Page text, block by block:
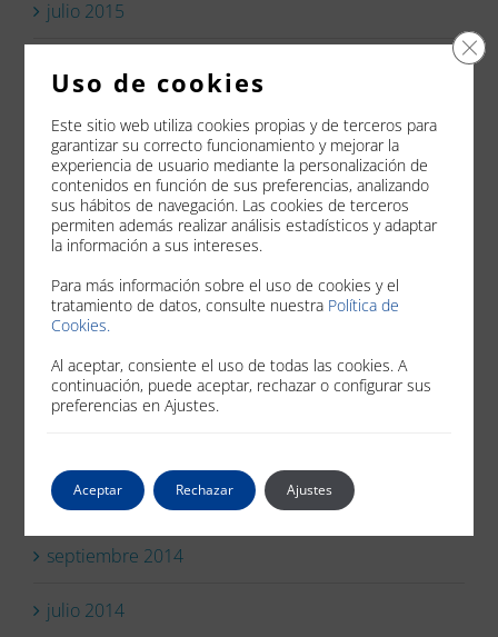
julio 2015
mayo 2015
abril 2015
marzo 2015
febrero 2015
enero 2015
diciembre 2014
octubre 2014
septiembre 2014
julio 2014
Uso de cookies
Este sitio web utiliza cookies propias y de terceros para
garantizar su correcto funcionamiento y mejorar la
experiencia de usuario mediante la personalización de
contenidos en función de sus preferencias, analizando
sus hábitos de navegación. Las cookies de terceros
permiten además realizar análisis estadísticos y adaptar
la información a sus intereses.
Para más información sobre el uso de cookies y el
tratamiento de datos, consulte nuestra Política de
Cookies.
Al aceptar, consiente el uso de todas las cookies. A
continuación, puede aceptar, rechazar o configurar sus
preferencias en Ajustes.
Aceptar Rechazar Ajustes